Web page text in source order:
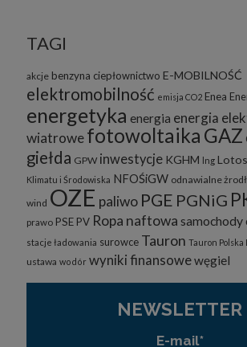
TAGI
akcje benzyna ciepłownictwo E-MOBILNOŚĆ
elektromobilność emisja CO2 Enea
energetyka energia energia
wiatrowefotowoltaika GAZ
giełda GPW inwestycje KGHM lng Lotos
Klimatu i Środowiska NFOŚiGW odnawialne
wind OZE paliwo PGE PGNiG
prawo PSE PV Ropa naftowa
stacje ładowania surowce Tauron Tauron Polska
ustawa wodór wyniki finansowewęgiel
NEWSLETTER
E-mail*